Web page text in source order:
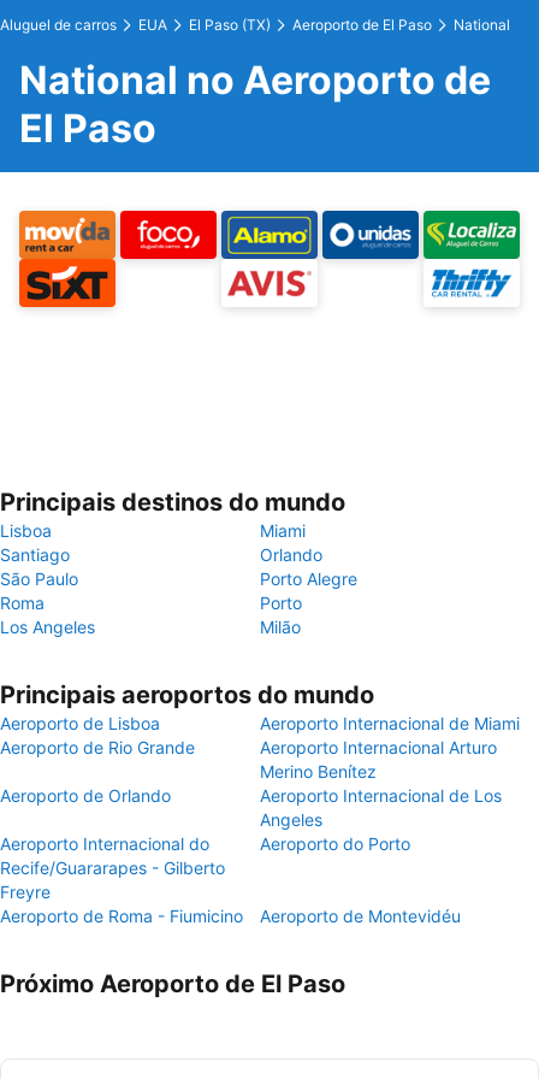
Aluguel de carros EUA El Paso (TX) Aeroporto de El Paso National
National no Aeroporto de
El Paso
Principais destinos do mundo
Lisboa
Miami
Santiago
Orlando
São Paulo
Porto Alegre
Roma
Porto
Los Angeles
Milão
Principais aeroportos do mundo
Aeroporto de Lisboa
Aeroporto Internacional de Miami
Aeroporto de Rio Grande
Aeroporto Internacional Arturo
Merino Benítez
Aeroporto de Orlando
Aeroporto Internacional de Los
Angeles
Aeroporto Internacional do
Recife/Guararapes - Gilberto
Freyre
Aeroporto do Porto
Aeroporto de Roma - Fiumicino Aeroporto de Montevidéu
Próximo Aeroporto de El Paso